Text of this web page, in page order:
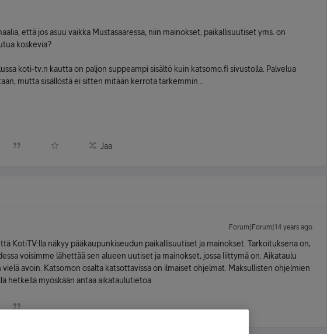
että jos asuu vaikka Mustasaaressa, niin mainokset, paikallisuutiset yms. on
koskevia?
koti-tv:n kautta on paljon suppeampi sisältö kuin katsomo.fi sivustolla. Palvelua
mutta sisällöstä ei sitten mitään kerrota tarkemmin...
Jaa
Forum|Forum|14 years ago
KotiTV:lla näkyy pääkaupunkiseudun paikallisuutiset ja mainokset. Tarkoituksena on,
voisimme lähettää sen alueen uutiset ja mainokset, jossa liittymä on. Aikataulu
vielä avoin. Katsomon osalta katsottavissa on ilmaiset ohjelmat. Maksullisten ohjelmien
hetkellä myöskään antaa aikataulutietoa.